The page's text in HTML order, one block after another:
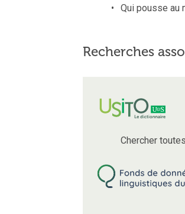
Qui pousse au
Recherches
Chercher